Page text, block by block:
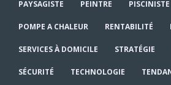
PAYSAGISTE PEINTRE PISCINISTE
POMPE A CHALEUR RENTABILITÉ
SERVICES À DOMICILE STRATÉGIE
SÉCURITÉ TECHNOLOGIE